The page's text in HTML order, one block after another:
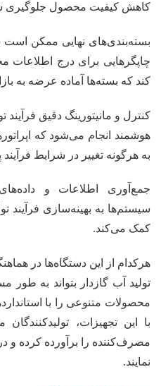
کاهش کیفیت محصول جلوگیری
بسته‌بندی‌های نهایی ممکن
چاپگرهایی برای درج
کند که بسته‌ها آماده عرضه به
کنترل و مانیتورینگ دقیق فرآیند
هوشمند انجام می‌شود که
به هرگونه تغییر در شرایط فرآیند
جمع‌آوری اطلاعات و
سیستم‌ها به بهینه‌سازی فرآیند
کمک می‌کند.
هرکدام از این دستگاه‌ها در
تولید آب گازدار بتواند به طور
محصولات متنوعی را با
با این تجهیزات،
مصرف‌کننده را برآورده کرده و
نمایند.